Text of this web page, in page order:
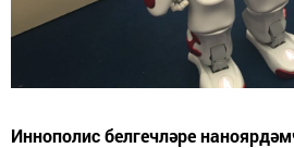
Иннополис белгечләре